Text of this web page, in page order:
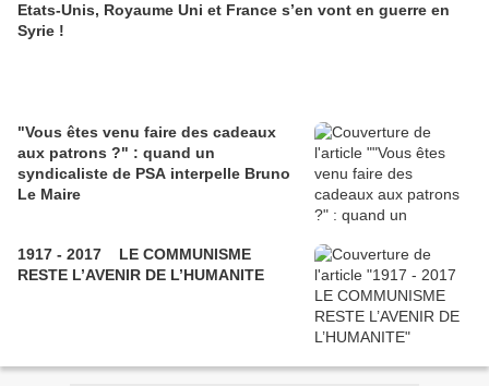
Etats-Unis, Royaume Uni et France s’en vont en guerre en
Syrie !
"Vous êtes venu faire des cadeaux
aux patrons ?" : quand un
syndicaliste de PSA interpelle Bruno
Le Maire
1917 - 2017 LE COMMUNISME
RESTE L’AVENIR DE L’HUMANITE